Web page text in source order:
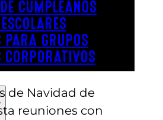
CUMPLEAÑOS
PARA GRUPOS
CORPORATIVOS
fiesta online con
página de
de fiestas. Incluso te
las invitaciones.
de Navidad de
reuniones con